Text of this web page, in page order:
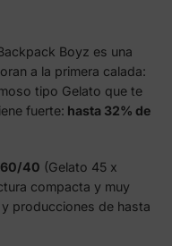
Boyz es una
a la primera calada:
tipo Gelato que te
fuerte: hasta 32% de
60/40 (Gelato 45 x
compacta y muy
producciones de hasta